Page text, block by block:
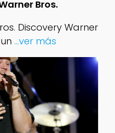
Bros.
Discovery Warner
...ver más